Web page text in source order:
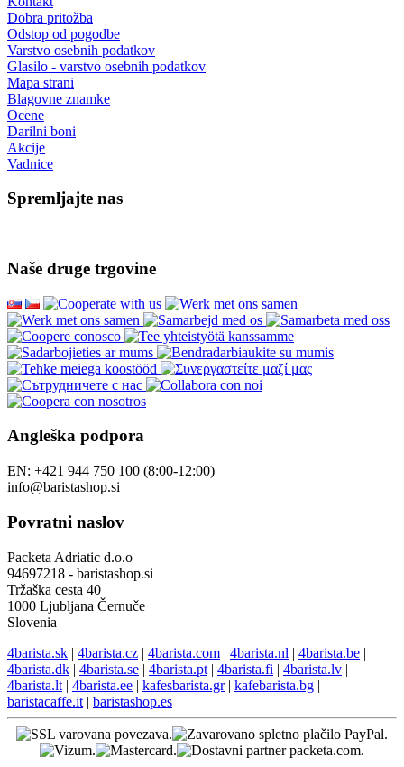
Dobra pritožba
Odstop od pogodbe
Varstvo osebnih podatkov
Glasilo - varstvo osebnih podatkov
Mapa strani
Blagovne znamke
Ocene
Darilni boni
Akcije
Vadnice
Spremljajte nas
Naše druge trgovine
Angleška podpora
EN: +421 944 750 100 (8:00-12:00)
info@baristashop.si
Povratni naslov
Packeta Adriatic d.o.o
94697218 - baristashop.si
Tržaška cesta 40
1000 Ljubljana Černuče
Slovenia
4barista.sk | 4barista.cz | 4barista.com | 4barista.nl | 4barista.be |
4barista.dk | 4barista.se | 4barista.pt | 4barista.fi | 4barista.lv |
4barista.lt | 4barista.ee | kafesbarista.gr| kafebarista.bg |
baristacaffe.it | baristashop.es